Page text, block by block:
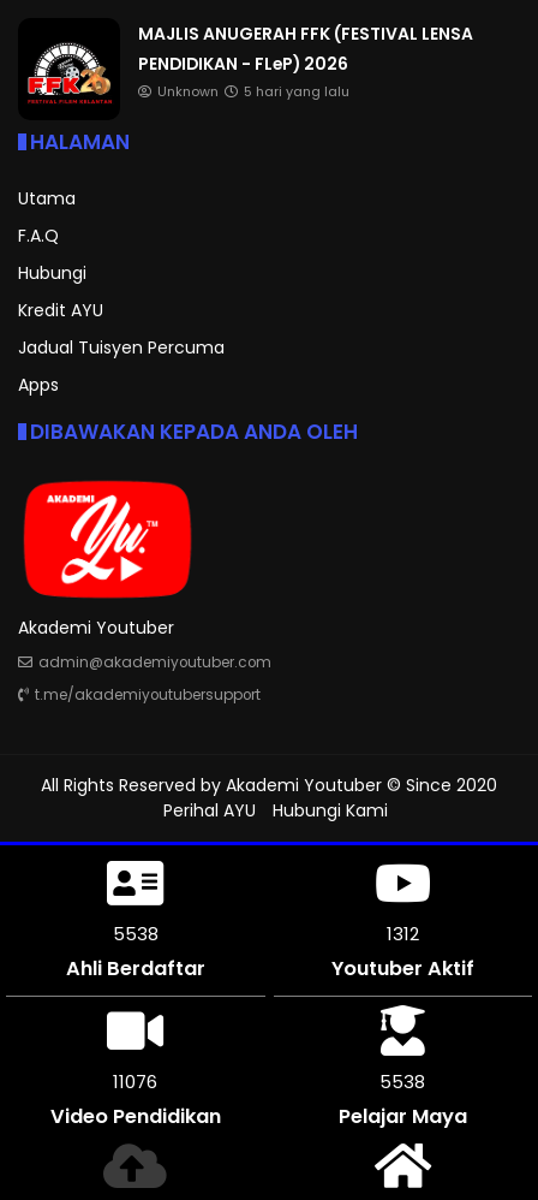
MAJLIS ANUGERAH FFK (FESTIVAL LENSA
PENDIDIKAN - FLeP) 2026
Unknown 5 hari yang lalu
HALAMAN
Utama
F.A.Q
Hubungi
Kredit AYU
Jadual Tuisyen Percuma
Apps
DIBAWAKAN KEPADA ANDA OLEH
Akademi Youtuber
admin@akademiyoutuber.com
t.me/akademiyoutubersupport
All Rights Reserved by Akademi Youtuber © Since 2020
Perihal AYU
Hubungi Kami
5952
Ahli Berdaftar
1312
Youtuber Aktif
11898
Video Pendidikan
5949
Pelajar Maya